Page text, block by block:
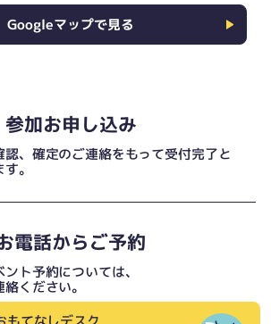
Googleマップで見る
参加お申し込み
、確定のご連絡をもって受付完了と
。
電話からご予約
ト予約については、
ください。